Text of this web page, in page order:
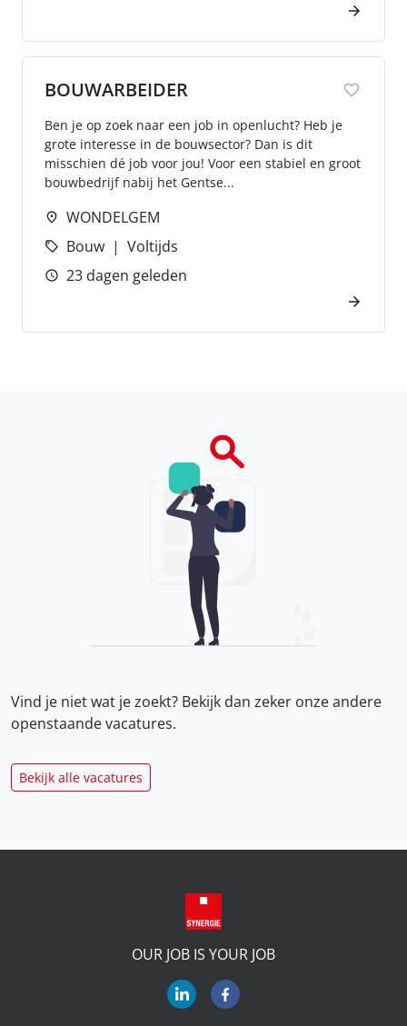
BOUWARBEIDER
Ben je op zoek naar een job in openlucht? Heb je
grote interesse in de bouwsector? Dan is dit
misschien dé job voor jou! Voor een stabiel en groot
bouwbedrijf nabij het Gentse...
WONDELGEM
Bouw
Voltijds
23 dagen geleden
Vind je niet wat je zoekt? Bekijk dan zeker onzeandere
openstaande vacatures.
Bekijk alle vacatures
OUR JOB IS YOUR JOB